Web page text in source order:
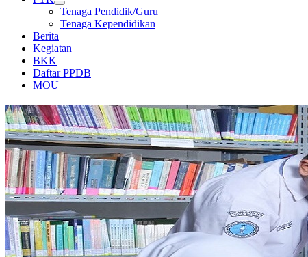
Tenaga Pendidik/Guru
Tenaga Kependidikan
Berita
Kegiatan
BKK
Daftar PPDB
MOU
PERPUSTAKAAN